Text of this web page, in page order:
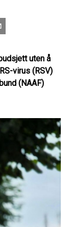
uten å
virus (RSV)
(NAAF)